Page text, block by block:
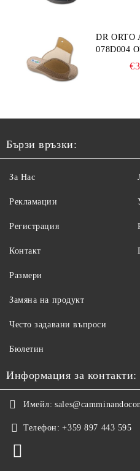
DR ORTO
ЧЕХЛИ
Бързи връзки:
За Нас
Рекламации
Регистрация
Контакт
Размери
Замяна на продукт
Често задавани въпроси
Бюлетин
Информация за контакти:
Имейл:
Телефон: +359 897 443 595